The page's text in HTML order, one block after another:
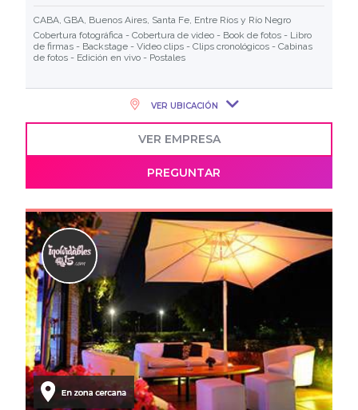
CABA, GBA, Buenos Aires, Santa Fe, Entre Ríos y Río Negro
Cobertura fotográfica - Cobertura de video - Book de fotos - Libro
de firmas - Backstage - Video clips - Clips cronológicos - Cabinas
de fotos - Edición en vivo - Postales
VER UBICACIÓN
VER EMPRESA
PREGUNTAR